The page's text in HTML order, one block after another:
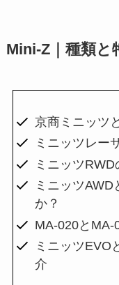
Mini-Z｜種類と
京商ミニッツ
ミニッツレー
ミニッツ
ミニッツ
か？
MA-020とMA-
ミニッツEVO
介